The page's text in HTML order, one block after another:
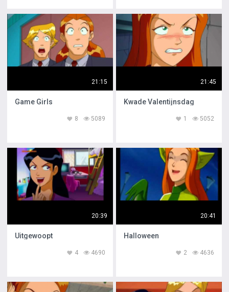
21:15
Game Girls
5089
8
21:45
Kwade Valentijnsdag
5052
1
20:39
Uitgewoopt
4690
4
20:41
Halloween
4636
2